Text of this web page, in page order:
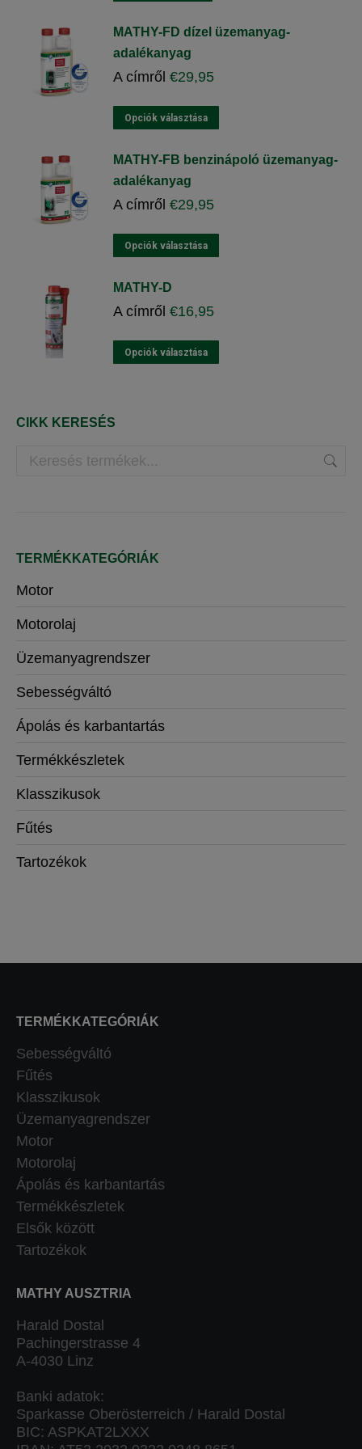
MATHY-FD dízel üzemanyag-
adalékanyag
A címről €29,95
Opciók választása
a
terméknek
több
változatok
a
MATHY-FB benzinápoló üzemanyag-
adalékanyag
A címről €29,95
Opciók választása
a
változatok
MATHY-D
A címről €16,95
Opciók választása
a
CIKK KERESÉS
TERMÉKKATEGÓRIÁK
Motor
Motorolaj
Üzemanyagrendszer
Sebességváltó
Ápolás és karbantartás
Termékkészletek
Klasszikusok
Fűtés
Tartozékok
TERMÉKKATEGÓRIÁK
Sebességváltó
Fűtés
Klasszikusok
Üzemanyagrendszer
Motor
Motorolaj
Ápolás és karbantartás
Termékkészletek
Elsők között
Tartozékok
MATHY AUSZTRIA
Harald Dostal
Pachingerstrasse 4
A-4030 Linz
Banki adatok:
Sparkasse Oberösterreich / Harald Dostal
BIC: ASPKAT2LXXX